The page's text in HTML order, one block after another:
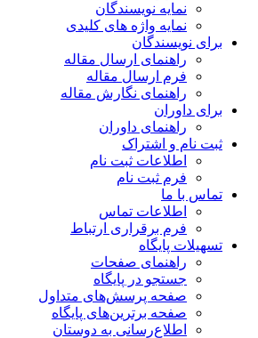
نمایه نویسندگان
نمایه واژه های کلیدی
برای نویسندگان
راهنمای ارسال مقاله
فرم ارسال مقاله
راهنمای نگارش مقاله
برای داوران
راهنمای داوران
ثبت نام و اشتراک
اطلاعات ثبت نام
فرم ثبت نام
تماس با ما
اطلاعات تماس
فرم برقراری ارتباط
تسهیلات پایگاه
راهنمای صفحات
جستجو در پایگاه
صفحه پرسش‌های متداول
صفحه برترین‌های پایگاه
اطلاع‌رسانی به دوستان